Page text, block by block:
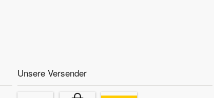
Unsere Versender